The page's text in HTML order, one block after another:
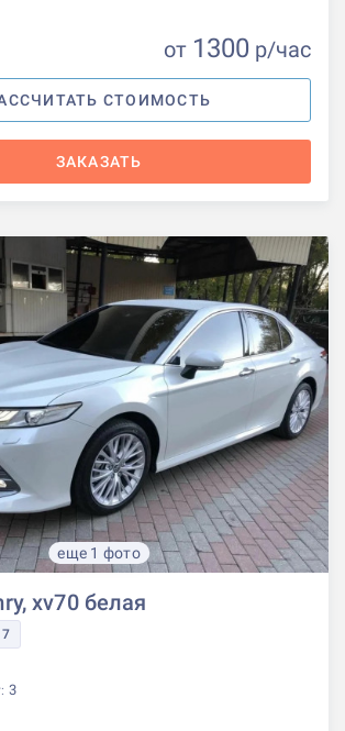
от 1300 р/час
СТОИМОСТЬ
ЗАКАЗАТЬ
еще 1 фото
xv70 белая
7
3